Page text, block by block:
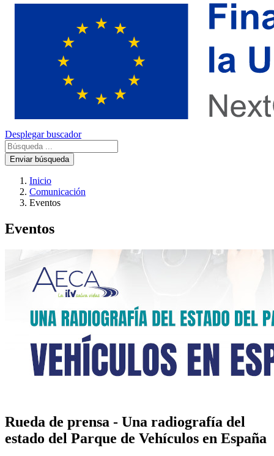
Desplegar buscador
Enviar búsqueda
Inicio
Comunicación
Eventos
Eventos
Rueda de prensa - Una radiografía del
estado del Parque de Vehículos en España